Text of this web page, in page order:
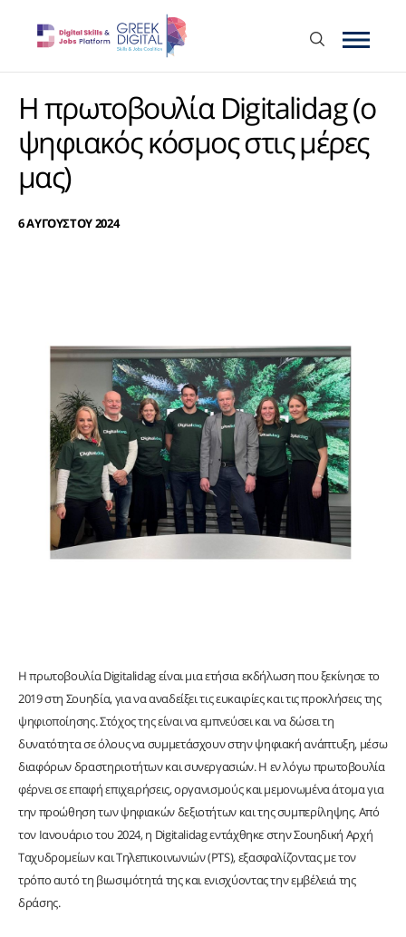
Η πρωτοβουλία Digitalidag (ο
ψηφιακός κόσμος στις μέρες
μας)
6 ΑΥΓΟΥΣΤΟΥ 2024
Η πρωτοβουλία Digitalidag είναι μια ετήσια εκδήλωση που ξεκίνησε το
2019 στη Σουηδία, για να αναδείξει τις ευκαιρίες και τις προκλήσεις της
ψηφιοποίησης. Στόχος της είναι να εμπνεύσει και να δώσει τη
δυνατότητα σε όλους να συμμετάσχουν στην ψηφιακή ανάπτυξη, μέσω
διαφόρων δραστηριοτήτων και συνεργασιών. Η εν λόγω πρωτοβουλία
φέρνει σε επαφή επιχειρήσεις, οργανισμούς και μεμονωμένα άτομα για
την προώθηση των ψηφιακών δεξιοτήτων και της συμπερίληψης. Από
τον Ιανουάριο του 2024, η Digitalidag εντάχθηκε στην Σουηδική Αρχή
Ταχυδρομείων και Τηλεπικοινωνιών (PTS), εξασφαλίζοντας με τον
τρόπο αυτό τη βιωσιμότητά της και ενισχύοντας την εμβέλειά της
δράσης.